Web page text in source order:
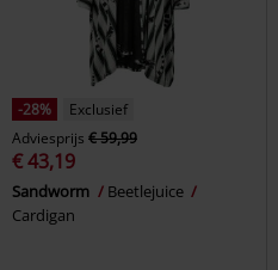
-28%
Exclusief
Adviesprijs € 59,99
€ 43,19
Sandworm
Beetlejuice
Cardigan